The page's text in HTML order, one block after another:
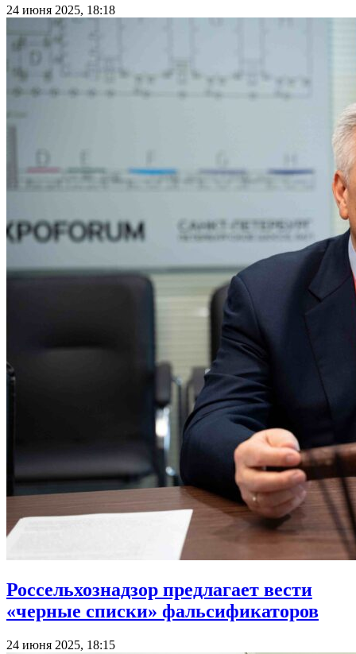
24 июня 2025, 18:18
Россельхознадзор предлагает вести
«черные списки» фальсификаторов
24 июня 2025, 18:15